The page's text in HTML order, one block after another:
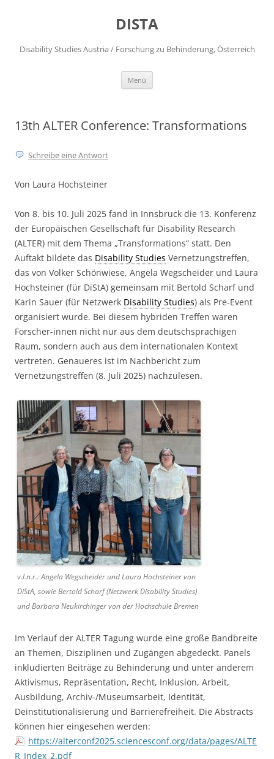
DISTA
Disability Studies Austria / Forschung zu Behinderung, Österreich
Menü
13th ALTER Conference: Transformations
Schreibe eine Antwort
Von Laura Hochsteiner
Von 8. bis 10. Juli 2025 fand in Innsbruck die 13. Konferenz
der Europäischen Gesellschaft für Disability Research
(ALTER) mit dem Thema „Transformations“ statt. Den
Auftakt bildete das Disability Studies Vernetzungstreffen,
das von Volker Schönwiese, Angela Wegscheider und Laura
Hochsteiner (für DiStA) gemeinsam mit Bertold Scharf und
Karin Sauer (für Netzwerk Disability Studies) als Pre-Event
organisiert wurde. Bei diesem hybriden Treffen waren
Forscher-innen nicht nur aus dem deutschsprachigen
Raum, sondern auch aus dem internationalen Kontext
vertreten. Genaueres ist im Nachbericht zum
Vernetzungstreffen (8. Juli 2025) nachzulesen.
v.l.n.r.: Angela Wegscheider und Laura Hochsteiner von
DiStA, sowie Bertold Scharf (Netzwerk Disability Studies)
und Barbara Neukirchinger von der Hochschule Bremen
Im Verlauf der ALTER Tagung wurde eine große Bandbreite
an Themen, Disziplinen und Zugängen abgedeckt. Panels
inkludierten Beiträge zu Behinderung und unter anderem
Aktivismus, Repräsentation, Recht, Inklusion, Arbeit,
Ausbildung, Archiv-/Museumsarbeit, Identität,
Deinstitutionalisierung und Barrierefreiheit. Die Abstracts
können hier eingesehen werden:
https://alterconf2025.sciencesconf.org/data/pages/ALTE
R_Index_2.pdf